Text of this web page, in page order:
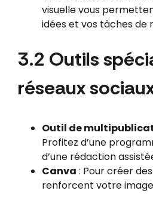
visuelle vous
idées et vos tâches de
3.2 Outils
réseaux
Outil de
Profitez d’une
d’une rédaction
Canva : Pour créer
renforcent votre